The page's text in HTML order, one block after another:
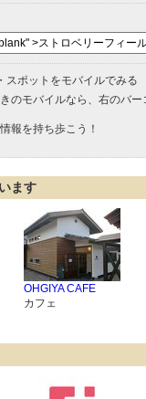
スポットをモバイルでみる
のモバイルなら、右のバー
報を持ち歩こう！
ます
OHGIYA CAFE
カフェ